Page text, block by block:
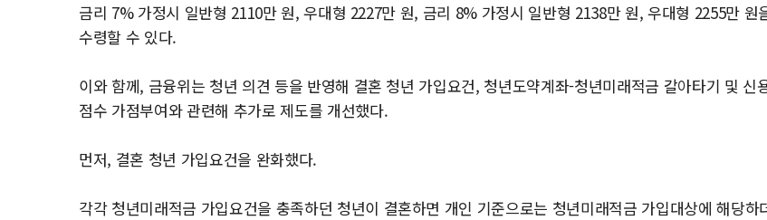
금리 7% 가정시 일반형 2110만 원, 우대형 2227만 원, 금리 8% 가정시 일반형 2138만 원, 우대형 2255만 원
수령할 수 있다.
이와 함께, 금융위는 청년 의견 등을 반영해 결혼 청년 가입요건, 청년도약계좌-청년미래적금 갈아타기 및 신
점수 가점부여와 관련해 추가로 제도를 개선했다.
먼저, 결혼 청년 가입요건을 완화했다.
각각 청년미래적금 가입요건을 충족하던 청년이 결혼하면 개인 기준으로는 청년미래적금 가입대상에 해당하